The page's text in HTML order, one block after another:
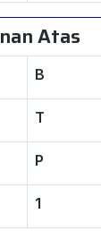
Atas
B
T
P
1